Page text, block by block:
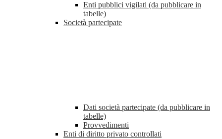
Enti pubblici vigilati (da pubblicare in
tabelle)
Società partecipate
Dati società partecipate (da pubblicare in
tabelle)
Provvedimenti
Enti di diritto privato controllati